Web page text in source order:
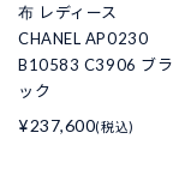
布 レディース
CHANEL AP0230
B10583 C3906 ブラ
ック
¥237,600(税込)